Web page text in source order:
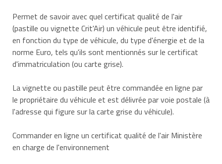
Permet de savoir avec quel certificat qualité de l'air
(pastille ou vignette Crit'Air) un véhicule peut être identifié,
en fonction du type de véhicule, du type d'énergie et de la
norme Euro, tels qu'ils sont mentionnés sur le certificat
d'immatriculation (ou carte grise).
La vignette ou pastille peut être commandée en ligne par
le propriétaire du véhicule et est délivrée par voie postale (à
l'adresse qui figure sur la carte grise du véhicule).
Commander en ligne un certificat qualité de l'air Ministère
en charge de l'environnement